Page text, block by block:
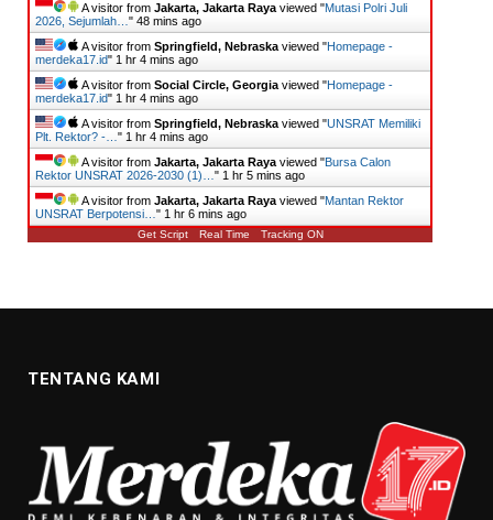
A visitor from Jakarta, Jakarta Raya viewed "Mutasi Polri Juli
2026, Sejumlah… " 48 mins ago
A visitor from Springfield, Nebraska viewed "Homepage -
merdeka17.id" 1 hr 4 mins ago
A visitor from Social Circle, Georgia viewed "Homepage -
merdeka17.id" 1 hr 4 mins ago
A visitor from Springfield, Nebraska viewed "UNSRAT Memiliki
Plt. Rektor? -… " 1 hr 4 mins ago
A visitor from Jakarta, Jakarta Raya viewed "Bursa Calon
Rektor UNSRAT 2026-2030 (1)… " 1 hr 5 mins ago
A visitor from Jakarta, Jakarta Raya viewed "Mantan Rektor
UNSRAT Berpotensi… " 1 hr 6 mins ago
Get Script Real Time Tracking ON
TENTANG KAMI